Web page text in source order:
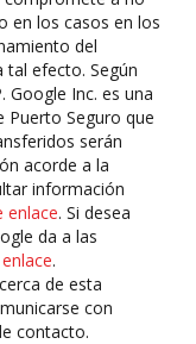
en los casos en los
del
tal efecto. Según
Google Inc. es una
Puerto Seguro que
serán
acorde a la
información
enlace. Si desea
da a las
.
de esta
con
contacto.